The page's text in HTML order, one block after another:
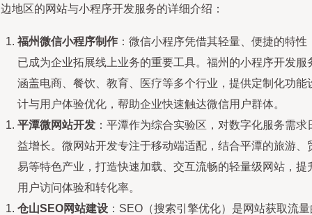
地区的网站与小程序开发服务的详细介绍：
福州微信小程序制作 ：微信小程序凭借其轻量、便捷的特性
已成为企业拓展线上业务的重要工具。福州的小程序开发服
涵盖电商、餐饮、教育、医疗等多个行业，提供定制化功能
计与用户体验优化，帮助企业快速触达微信用户群体。
平潭微网站开发 ：平潭作为综合实验区，对数字化服务需求
益增长。微网站开发专注于移动端适配，结合平潭的旅游、
易等特色产业，打造快速加载、交互流畅的轻量级网站，提
用户访问体验和转化率。
仓山SEO网站建设 ：SEO（搜索引擎优化）是网站获取流